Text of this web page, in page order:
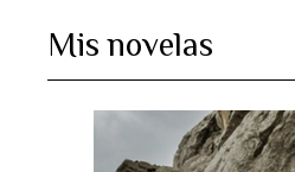
Mis novelas